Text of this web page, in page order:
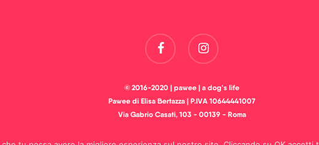
facebook instagram
© 2016-2020 | pawee | a dog's life
Pawee di Elisa Bertazza | P.IVA 10644441007
Via Gabrio Casati, 103 - 00139 - Roma